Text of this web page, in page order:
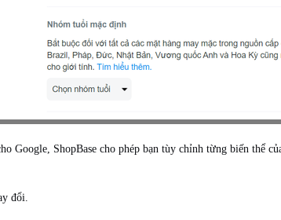
Google, ShopBase cho phép bạn tùy chỉnh từng biến thể
đổi.